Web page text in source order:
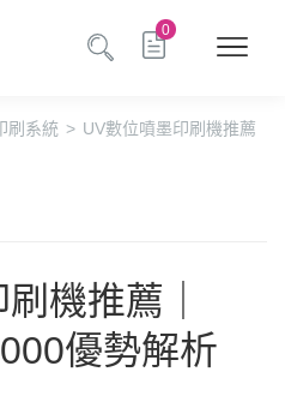
0
刷系統 > UV數位噴墨印刷機推薦
機推薦｜
優勢解析